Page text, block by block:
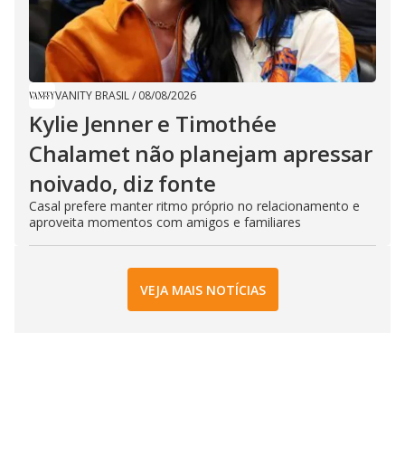
VANITY BRASIL/ 08/08/2026
Kylie Jenner e Timothée
Chalamet não planejam apressar
noivado, diz fonte
Casal prefere manter ritmo próprio no relacionamento e
aproveita momentos com amigos e familiares
VEJA MAIS NOTÍCIAS